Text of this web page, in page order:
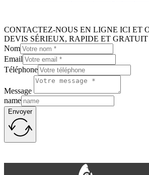
CONTACTEZ-NOUS EN LIGNE ICI ET
DEVIS SÉRIEUX, RAPIDE ET GRATUIT
Nom
Email
Téléphone
Message
name
Envoyer